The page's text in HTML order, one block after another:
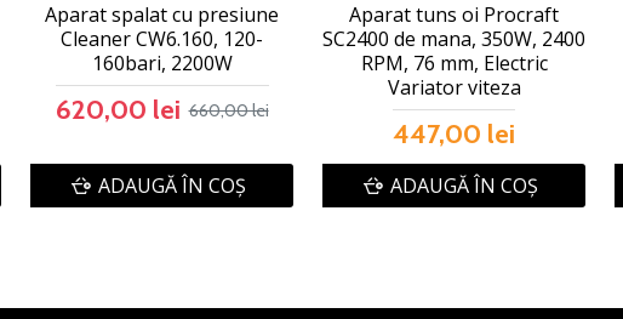
Aparat spalat cu presiune
Cleaner CW6.160, 120-
160bari, 2200W
620,00 lei 660,00 lei
ADAUGĂ ÎN COŞ
Aparat tuns oi Procraft
SC2400 de mana, 350W, 2400
RPM, 76 mm, Electric
Variator viteza
447,00 lei
ADAUGĂ ÎN COŞ